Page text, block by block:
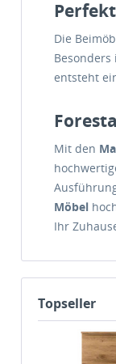
Die
entsteht
Mit den
Möbel
Ihr
Topseller